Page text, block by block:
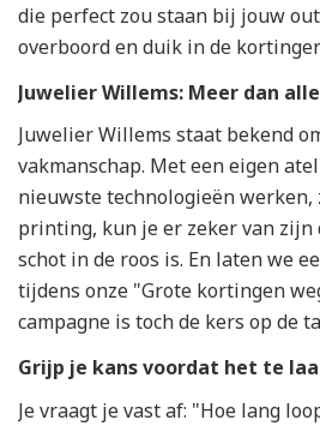
die perfect zou staan bij jouw
overboord en duik in de
Juwelier Willems: Meer dan
Juwelier Willems staat bekend
vakmanschap. Met een eigen
nieuwste technologieën werken,
printing, kun je er zeker van zijn
schot in de roos is. En laten we
tijdens onze "Grote kortingen
campagne is toch de kers op de
Grijp je kans voordat het te
Je vraagt je vast af: "Hoe lang